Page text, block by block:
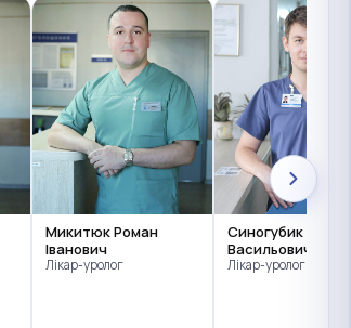
Микитюк Роман
Іванович
Лікар-уролог
Синогубик
Васильович
Лікар-уролог